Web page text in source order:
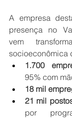
A empresa
presença no
vem
socioeconômica
1.700
95% com
18 mil
21 mil
por